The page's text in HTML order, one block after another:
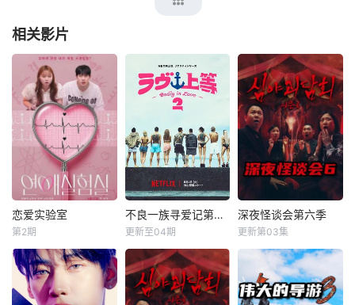
相关影片
恋爱实验室
单身男女参加超乎
想象的荒唐相亲，
从第一次见面开
恋爱实验室
第2期
不良一族寻爱记第二季
永野
本季将舞台搬到了
阳光明媚的冲绳，
不良一族寻爱记第二季
更新至04期
深夜怪谈会第六季
金浩英
深夜怪谈会第六季
更新第03集